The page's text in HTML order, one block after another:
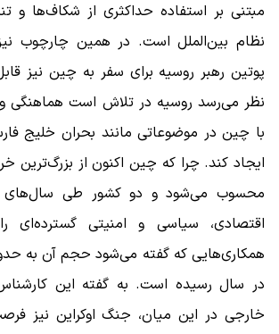
مبتنی بر استفاده حداکثری از شکاف‌ها و
نظام بین‌الملل است. در همین چارچوب
پوتین رهبر روسیه برای سفر به چین نیز
نظر می‌رسد روسیه در تلاش است هماهنگی
با چین در موضوعاتی مانند بحران خلیج
ایجاد کند. چرا که چین اکنون از بزرگ‌ترین
محسوب می‌شود و دو کشور طی سال‌های
اقتصادی، سیاسی و امنیتی گسترده‌ای
در سال رسیده است. به گفته این
خارجی در این میان، جنگ اوکراین نیز